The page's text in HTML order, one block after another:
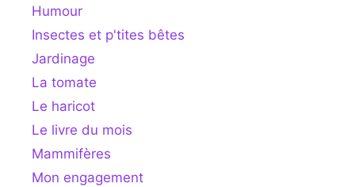
Humour
Insectes et p'tites bêtes
Jardinage
La tomate
Le haricot
Le livre du mois
Mammifères
Mon engagement